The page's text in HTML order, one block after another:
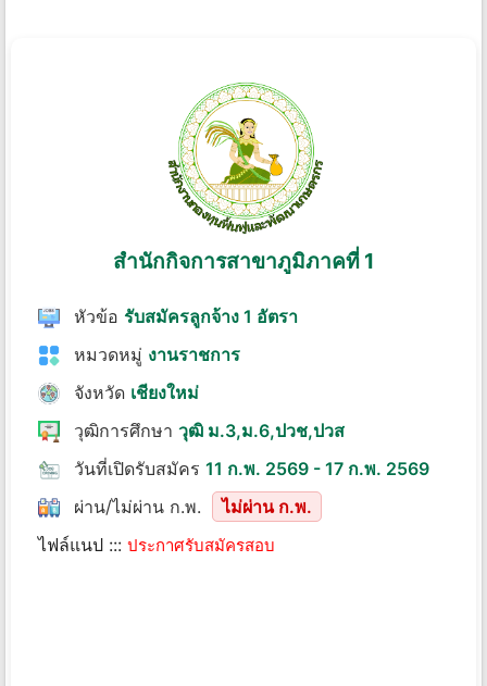
สำนักกิจการสาขาภูมิภาคที่ 1
หัวข้อ รับสมัครลูกจ้าง 1 อัตรา
หมวดหมู่ งานราชการ
จังหวัด เชียงใหม่
วุฒิการศึกษา วุฒิ ม.3,ม.6,ปวช,ปวส
วันที่เปิดรับสมัคร 11 ก.พ. 2569 - 17 ก.พ. 2569
ผ่าน/ไม่ผ่าน ก.พ.
ไม่ผ่าน ก.พ.
ไฟล์แนป ::: ประกาศรับสมัครสอบ